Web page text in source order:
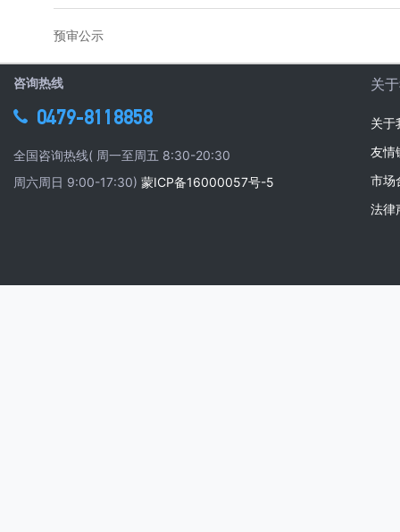
预审公示
咨询热线
0479-8118858
全国咨询热线( 周一至周五 8:30-20:30
周六周日 9:00-17:30) 蒙ICP备16000057号-5
关
关于
友情
市场
法律